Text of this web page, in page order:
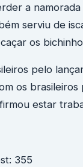
a
serviu de
os
pelo
os
estar
355